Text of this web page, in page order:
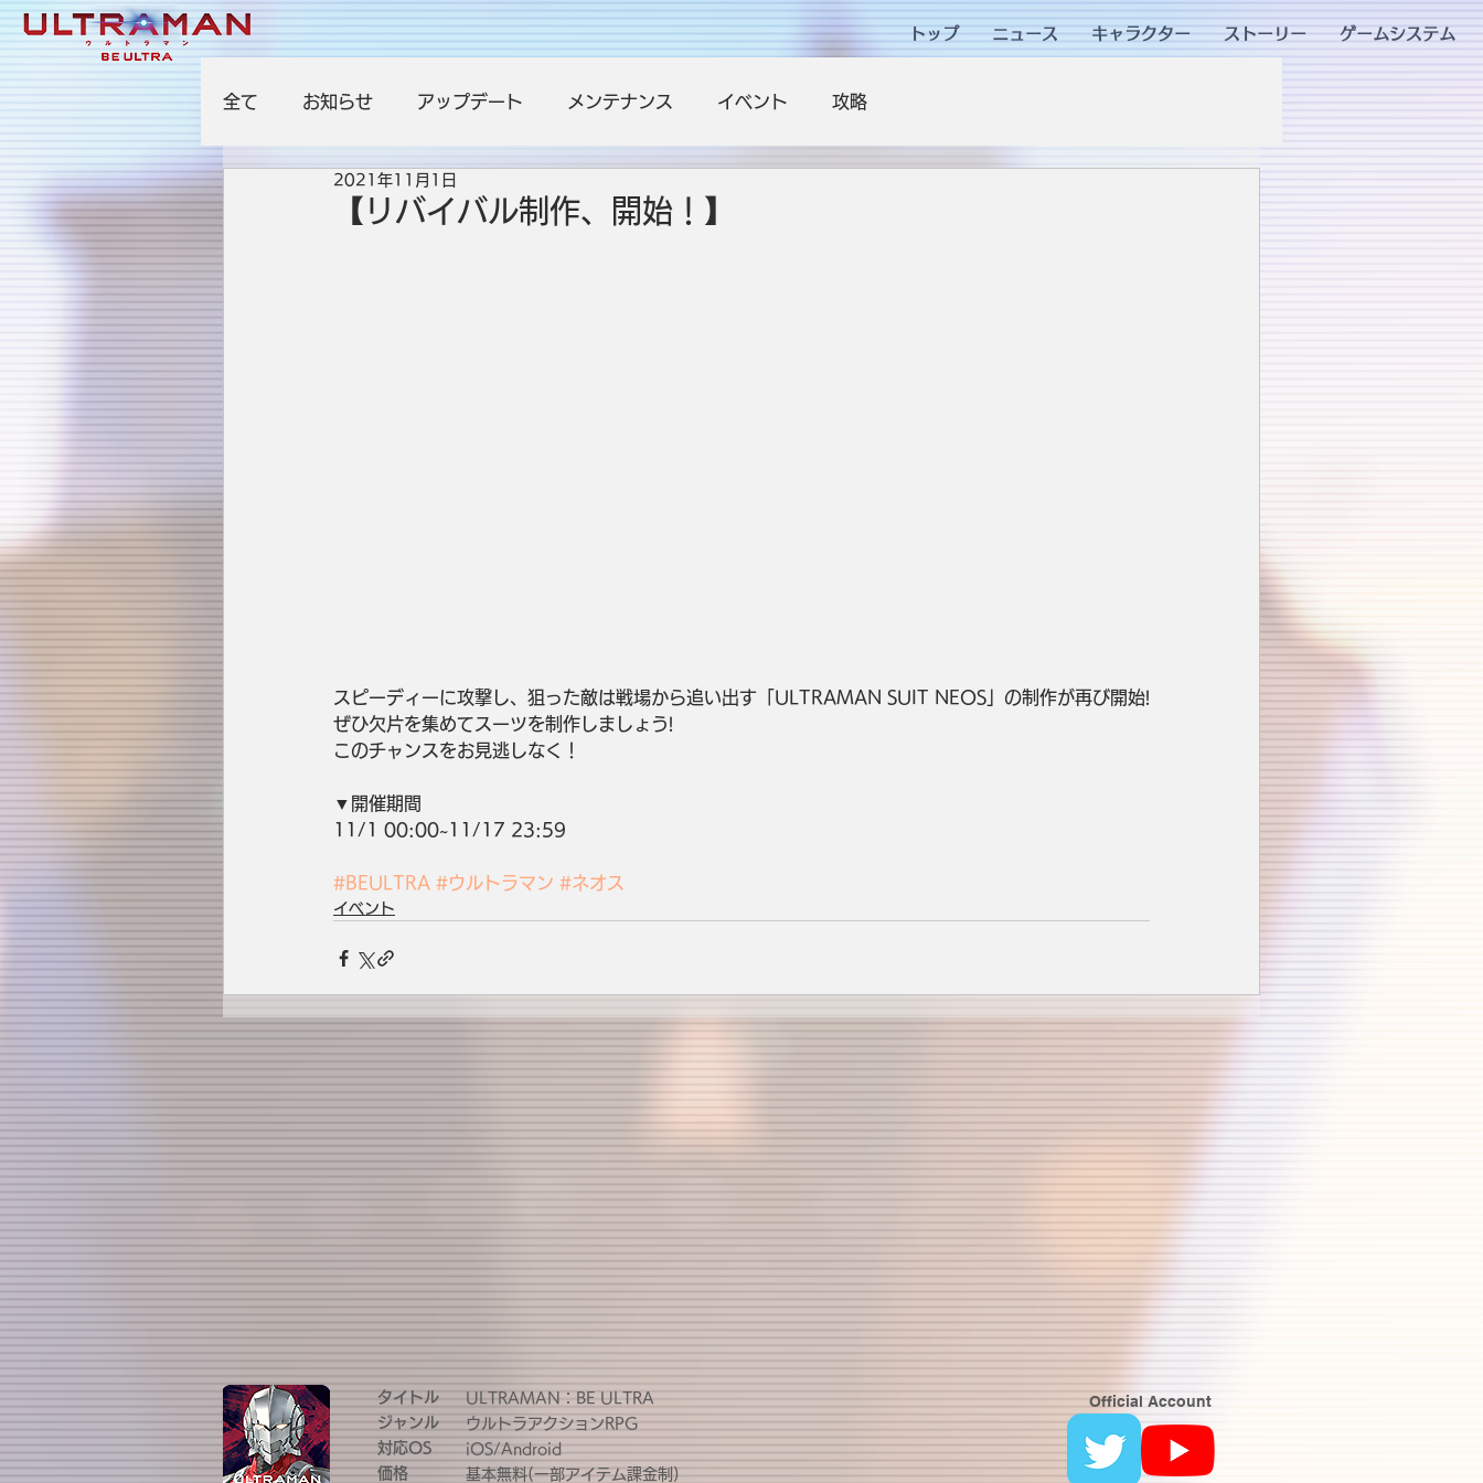
トップ ニュース キャラクター ストーリー ゲームシステム
全て お知らせ アップデート メンテナンス イベント 攻略
【リバイバル制作、開始！】
2021年11月1日
スピーディーに攻撃し、狙った敵は戦場から追い出す「ULTRAMAN SUIT NEOS」の制作が再び開始!
ぜひ欠片を集めてスーツを制作しましょう!
このチャンスをお見逃しなく！
▼開催期間
11/1 00:00~11/17 23:59
#BEULTRA #ウルトラマン #ネオス
イベント
タイトル
ジャンル
対応OS
価格
ULTRAMAN：BE ULTRA
ウルトラアクションRPG
iOS/Android
基本無料(一部アイテム課金制)
Official Account